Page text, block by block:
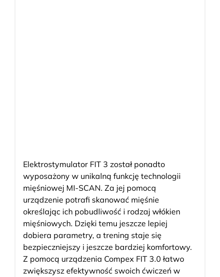
Elektrostymulator FIT 3 został ponadto
wyposażony w unikalną funkcję technologii
mięśniowej MI-SCAN. Za jej pomocą
urządzenie potrafi skanować mięśnie
określając ich pobudliwość i rodzaj włókien
mięśniowych. Dzięki temu jeszcze lepiej
dobiera parametry, a trening staje się
bezpieczniejszy i jeszcze bardziej komfortowy.
Z pomocą urządzenia Compex FIT 3.0 łatwo
zwiększysz efektywność swoich ćwiczeń w